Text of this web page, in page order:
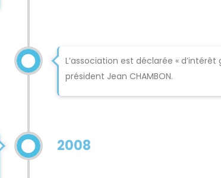
L’association est déclarée «
président Jean CHAMBON.
2008